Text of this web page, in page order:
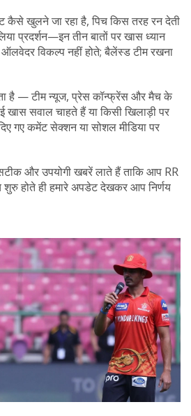
कैसे खुलने जा रहा है, पिच किस तरह रन देती
प्रदर्शन—इन तीन बातों पर खास ध्यान
विकल्प नहीं होते; बैलेंस्ड टीम रखना
है — टीम न्यूज, प्रेस कॉन्फ्रेंस और मैच के
सवाल चाहते हैं या किसी खिलाड़ी पर
गए कमेंट सेक्शन या सोशल मीडिया पर
और उपयोगी खबरें लाते हैं ताकि आप RR
होते ही हमारे अपडेट देखकर आप निर्णय